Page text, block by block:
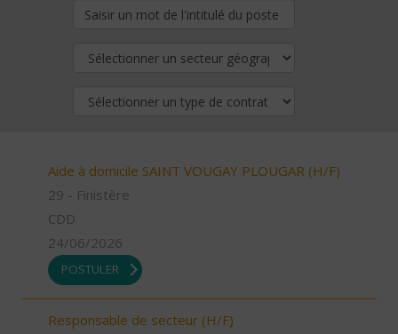
Aide à domicile SAINT VOUGAY PLOUGAR (H/F)
29 - Finistère
CDD
24/06/2026
POSTULER
Responsable de secteur (H/F)